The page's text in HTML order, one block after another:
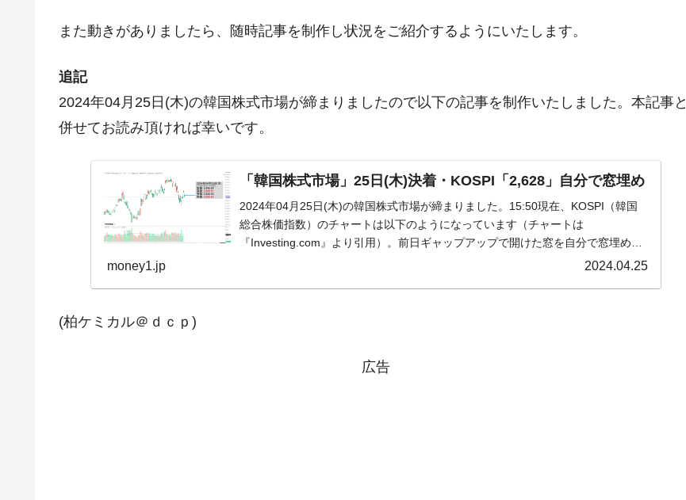
Fact1 セレクトセールの高額取引馬が稼いだ金額とは？
また動きがありましたら、随時記事を制作し状況をご紹介するようにいたします。
追記
2024年04月25日(木)の韓国株式市場が締まりましたので以下の記事を制作いたしました。本記事と
併せてお読み頂ければ幸いです。
「韓国株式市場」25日(木)決着・KOSPI「2,628」自分で窓埋め
2024年04月25日(木)の韓国株式市場が締まりました。15:50現在、KOSPI（韓国
総合株価指数）のチャートは以下のようになっています（チャートは
『Investing.com』より引用）。前日ギャップアップで開けた窓を自分で窓埋めに
money1.jp 2024.04.25
(柏ケミカル＠ｄｃｐ)
広告